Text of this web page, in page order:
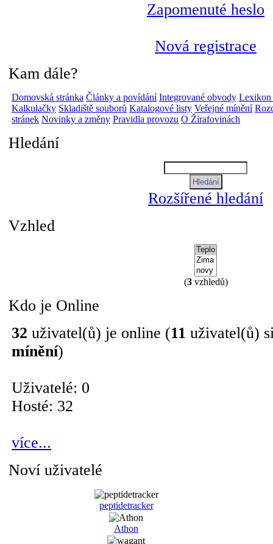
Zapomenuté heslo
Nová registrace
Kam dále?
Domovská stránka Články a povídání Integrované obvody Lexikon
Kalkulačky Skladiště souborů Katalogové listy Veřejné mínění
stránek Novinky a změny Pravidla provozu O Žirafovinách
Hledání
Rozšířené hledání
Vzhled
(3vzhledů)
Kdo je Online
32 uživatel(ů) je online (11 uživatel(ů)
mínění)
Uživatelé: 0
Hosté: 32
více...
Noví uživatelé
peptidetracker
Athon